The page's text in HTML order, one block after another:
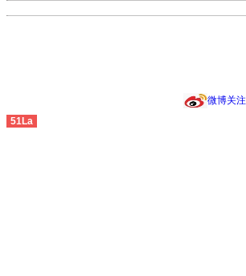
微博关注
51La